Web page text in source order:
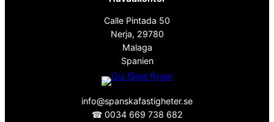
Calle Pintada 50
Nerja, 29780
Malaga
Spanien
info@spanskafastigheter.se
☎ 0034 669 738 682